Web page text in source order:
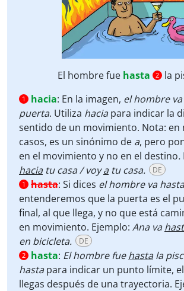
El hombre fue hasta 2 la
1 hacia: En la imagen, el hombre va
puerta. Utiliza haciapara indicar la
sentido de un movimiento. Nota: en
casos, es un sinónimo de a, pero
en el movimiento y no en el destino.
haciatu casa / voyatu casa. DE
1 hasta: Si dices el hombre va
entenderemos que la puerta es el
final, al que llega, y no que está
en movimiento. Ejemplo: Ana va
en bicicleta.
DE
2 hasta: El hombre fuehastala
hastapara indicar un punto límite,
llegas después de una trayectoria.